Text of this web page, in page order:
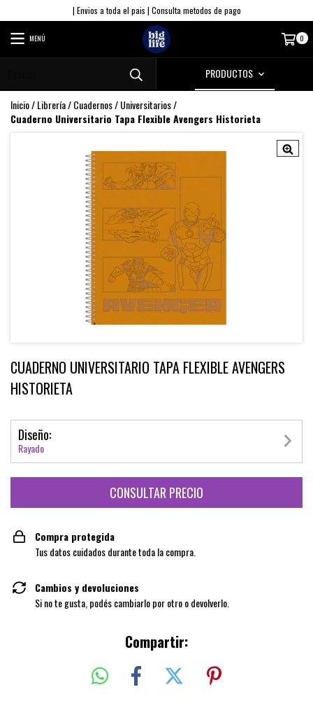
| Envios a toda el pais | Consulta metodos de pago
MENÚ 0
PRODUCTOS
Inicio/Librería/Cuadernos/Universitarios/
Cuaderno Universitario Tapa Flexible Avengers Historieta
CUADERNO UNIVERSITARIO TAPA FLEXIBLE AVENGERS
HISTORIETA
Diseño:
Rayado
Compra protegida
Tus datos cuidados durante toda la compra.
Cambios y devoluciones
Si no te gusta, podés cambiarlo por otro o devolverlo.
Compartir: